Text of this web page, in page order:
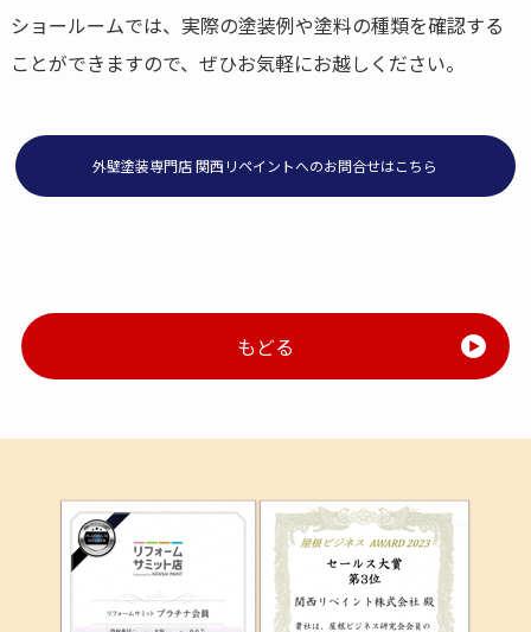
ショールームでは、実際の塗装例や塗料の種類を確認する
ことができますので、ぜひお気軽にお越しください。
外壁塗装専門店 関西リペイントへのお問合せはこちら
もどる